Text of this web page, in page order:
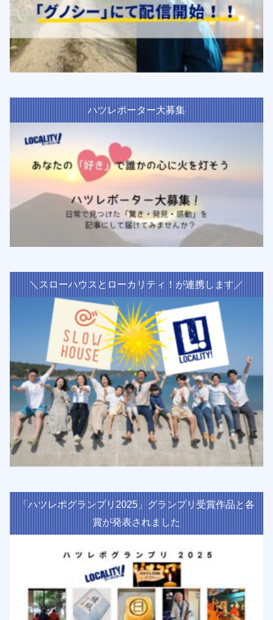
ハツレポーター大募集
＼スローハウスとローカリティ！が連携します／
「ハツレポグランプリ2025」グランプリ受賞作品と各
賞が発表されました